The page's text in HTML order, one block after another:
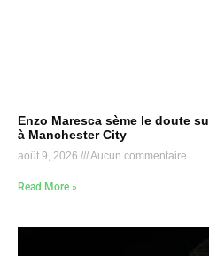
Enzo Maresca sème le doute
à Manchester City
août 9, 2026 Aucun commentaire
Read More »